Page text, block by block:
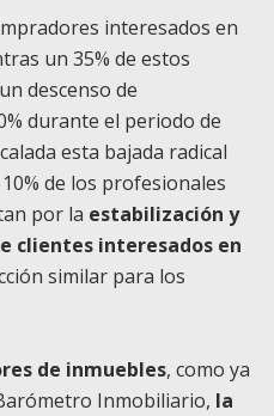
interesados en
un 35% de estos
descenso de
durante el periodo de
esta bajada radical
de los profesionales
por la estabilización y
clientes interesados en
similar para los
de inmuebles, como ya
Inmobiliario, la